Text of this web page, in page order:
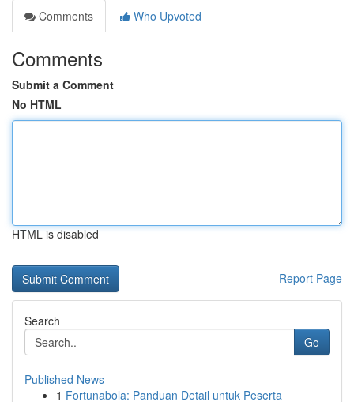
Comments
Who Upvoted
Comments
Submit a Comment
No HTML
HTML is disabled
Report Page
Search
Go
Published News
1 Fortunabola: Panduan Detail untuk Peserta